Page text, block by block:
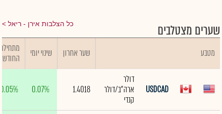
שערים מצטלבים כל הצלבות אירן - ריאל
מטבע שער אחרון שינוי יומי
החודש
USDCAD
דולר
ארה"ב/דולר
קנדי
1.4018
0.07%
0.05%